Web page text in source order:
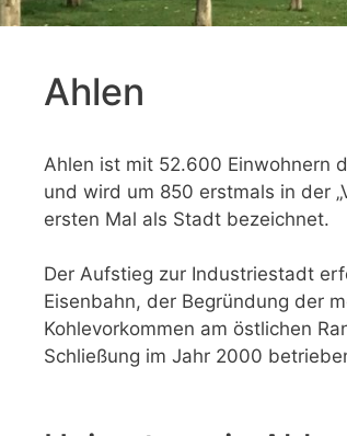
Ahlen
Ahlen ist mit 52.600 Einwohnern
und wird um 850 erstmals in der
ersten Mal als Stadt bezeichnet.
Der Aufstieg zur Industriestadt
Eisenbahn, der Begründung der
Kohlevorkommen am östlichen
Schließung im Jahr 2000